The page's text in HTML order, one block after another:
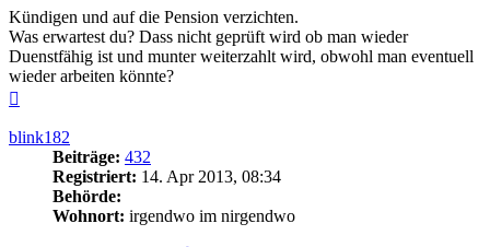
Kündigen und auf die Pension verzichten.
Was erwartest du? Dass nicht geprüft wird ob man wieder
Duenstfähig ist und munter weiterzahlt wird, obwohl man eventuell
wieder arbeiten könnte?
blink182
Beiträge: 432
Registriert: 14. Apr 2013, 08:34
Behörde:
Wohnort: irgendwo im nirgendwo